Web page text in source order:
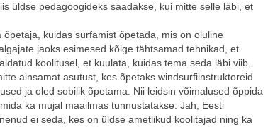
üldse pedagoogideks saadakse, kui mitte selle läbi, et
kuidas surfamist õpetada, mis on oluline
jaoks esimesed kõige tähtsamad tehnikad, et
koolitusel, et kuulata, kuidas tema seda läbi viib.
ainsamat asutust, kes õpetaks windsurfiinstruktoreid
ja oled sobilik õpetama. Nii leidsin võimalused õppida
ka mujal maailmas tunnustatakse. Jah, Eesti
ei seda, kes on üldse ametlikud koolitajad ning ka